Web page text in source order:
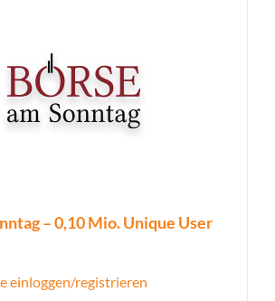
– 0,10 Mio. Unique User
einloggen/registrieren